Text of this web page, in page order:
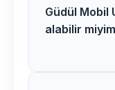
Ankara
ücretlerimiz
Güdül Mobil
alabilir